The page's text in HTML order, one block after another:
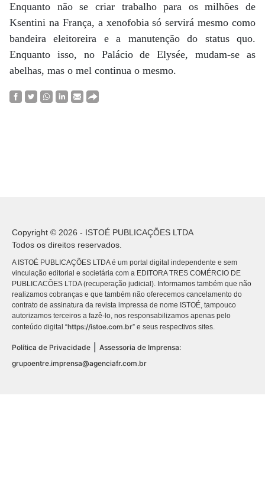
Enquanto não se criar trabalho para os milhões de
Ksentini na França, a xenofobia só servirá mesmo como
bandeira eleitoreira e a manutenção do status quo.
Enquanto isso, no Palácio de Elysée, mudam-se as
abelhas, mas o mel continua o mesmo.
Copyright © 2026 - ISTOÉ PUBLICAÇÕES LTDA
Todos os direitos reservados.
A ISTOÉ PUBLICAÇÕES LTDA é um portal digital independente e sem
vinculação editorial e societária com a EDITORA TRES COMÉRCIO DE
PUBLICACÕES LTDA (recuperação judicial). Informamos também que não
realizamos cobranças e que também não oferecemos cancelamento do
contrato de assinatura da revista impressa de nome ISTOÉ, tampouco
autorizamos terceiros a fazê-lo, nos responsabilizamos apenas pelo
conteúdo digital “https://istoe.com.br” e seus respectivos sites.
Política de Privacidade
Assessoria de Imprensa:
grupoentre.imprensa@agenciafr.com.br